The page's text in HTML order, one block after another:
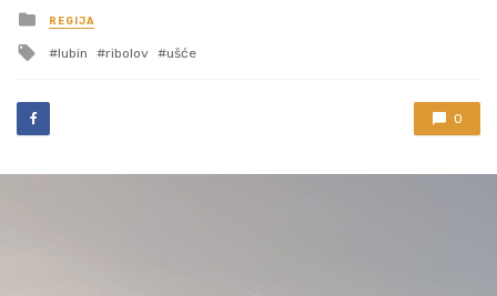
Posted
in
REGIJA
Tagged
lubin ribolov ušće
0